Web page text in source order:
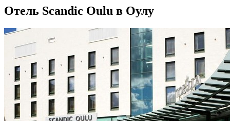
Отель Scandic Oulu в Оулу